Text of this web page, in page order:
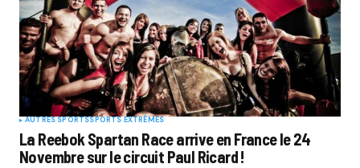
AUTRES SPORTSSPORTS EXTRÊMES
La Reebok Spartan Race arrive en France le 24
Novembre sur le circuit Paul Ricard !